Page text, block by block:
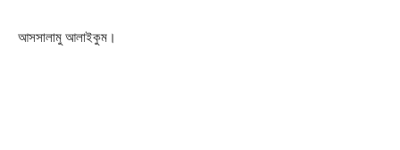
আসসালামু আলাইকুম।